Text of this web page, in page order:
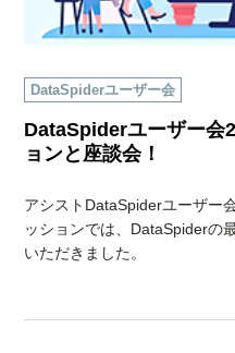
DataSpiderユーザー会
DataSpiderユーザー会
ョンと座談会！
アシストDataSpiderユーザー
ッションでは、DataSpiderの
いただきました。